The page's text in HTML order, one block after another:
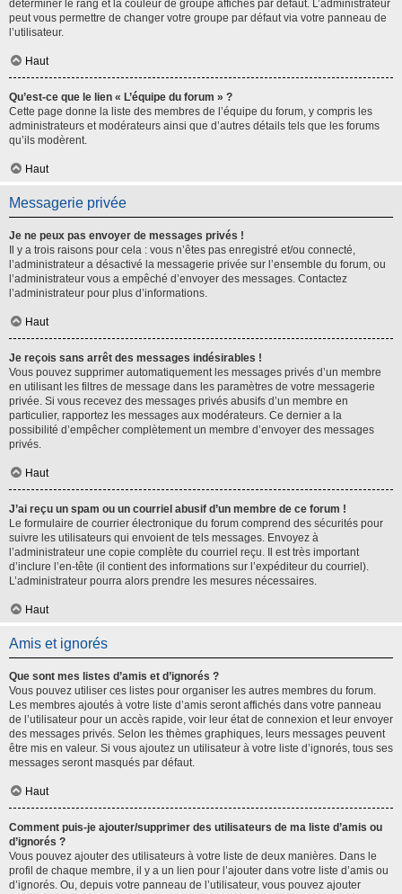
déterminer le rang et la couleur de groupe affichés par défaut. L’administrateur
peut vous permettre de changer votre groupe par défaut via votre panneau de
l’utilisateur.
Haut
Qu’est-ce que le lien « L’équipe du forum » ?
Cette page donne la liste des membres de l’équipe du forum, y compris les
administrateurs et modérateurs ainsi que d’autres détails tels que les forums
qu’ils modèrent.
Haut
Messagerie privée
Je ne peux pas envoyer de messages privés !
Il y a trois raisons pour cela : vous n’êtes pas enregistré et/ou connecté,
l’administrateur a désactivé la messagerie privée sur l’ensemble du forum, ou
l’administrateur vous a empêché d’envoyer des messages. Contactez
l’administrateur pour plus d’informations.
Haut
Je reçois sans arrêt des messages indésirables !
Vous pouvez supprimer automatiquement les messages privés d’un membre
en utilisant les filtres de message dans les paramètres de votre messagerie
privée. Si vous recevez des messages privés abusifs d’un membre en
particulier, rapportez les messages aux modérateurs. Ce dernier a la
possibilité d’empêcher complètement un membre d’envoyer des messages
privés.
Haut
J’ai reçu un spam ou un courriel abusif d’un membre de ce forum !
Le formulaire de courrier électronique du forum comprend des sécurités pour
suivre les utilisateurs qui envoient de tels messages. Envoyez à
l’administrateur une copie complète du courriel reçu. Il est très important
d’inclure l’en-tête (il contient des informations sur l’expéditeur du courriel).
L’administrateur pourra alors prendre les mesures nécessaires.
Haut
Amis et ignorés
Que sont mes listes d’amis et d’ignorés ?
Vous pouvez utiliser ces listes pour organiser les autres membres du forum.
Les membres ajoutés à votre liste d’amis seront affichés dans votre panneau
de l’utilisateur pour un accès rapide, voir leur état de connexion et leur envoyer
des messages privés. Selon les thèmes graphiques, leurs messages peuvent
être mis en valeur. Si vous ajoutez un utilisateur à votre liste d’ignorés, tous ses
messages seront masqués par défaut.
Haut
Comment puis-je ajouter/supprimer des utilisateurs de ma liste d’amis ou
d’ignorés ?
Vous pouvez ajouter des utilisateurs à votre liste de deux manières. Dans le
profil de chaque membre, il y a un lien pour l’ajouter dans votre liste d’amis ou
d’ignorés. Ou, depuis votre panneau de l’utilisateur, vous pouvez ajouter